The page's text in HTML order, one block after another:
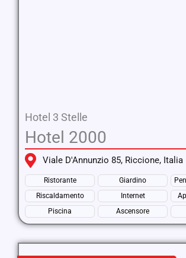
Hotel 3 Stelle
Hotel 2000
Viale D'Annunzio 85, Riccione, Italia
Ristorante Giardino
Riscaldamento
Internet
Piscina
Ascensore